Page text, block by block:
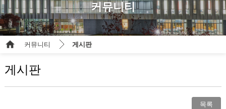
커뮤니티
커뮤니티 게시판
게시판
목록